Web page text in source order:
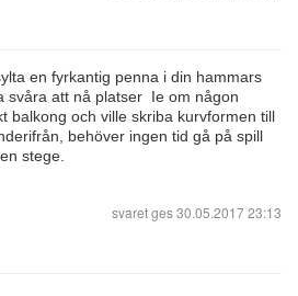
en fyrkantig penna i din hammars
svåra att nå platser Ie om någon
balkong och ville skriba kurvformen till
behöver ingen tid gå på spill
stege.
svaret ges30.05.2017 23:13